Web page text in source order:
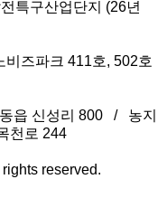
특구산업단지 (26년
즈파크 411호, 502호
읍 신성리 800 / 농지
천로 244
reserved.